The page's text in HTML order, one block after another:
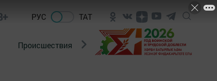
РУС ТАТ
Происшествия Новости Госавтоинспекции